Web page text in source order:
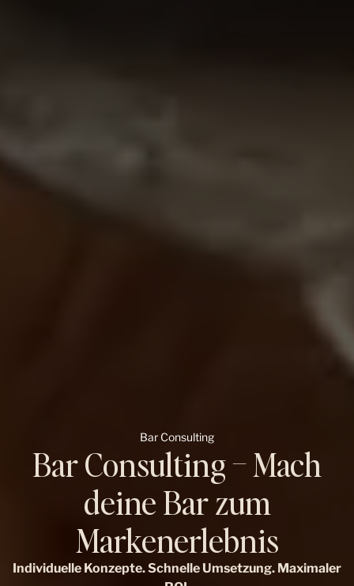
Bar Consulting
Bar Consulting – Mach
deine Bar zum
Markenerlebnis
Individuelle Konzepte. Schnelle Umsetzung. Maximaler